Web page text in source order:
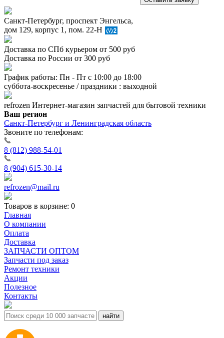
Санкт-Петербург, проспект Энгельса,
дом 129, корпус 1, пом. 22-Н
Доставка по СПб курьером от 500 руб
Доставка по России от 300 руб
График работы: Пн - Пт с 10:00 до 18:00
суббота-воскресенье / праздники : выходной
refrozen Интернет-магазин запчастей для бытовой техники
Ваш регион
Санкт-Петербург и Ленинградская область
Звоните по телефонам:
8 (812) 988-54-01
8 (904) 615-30-14
refrozen@mail.ru
Товаров в корзине: 0
Главная
О компании
Оплата
Доставка
ЗАПЧАСТИ ОПТОМ
Запчасти под заказ
Ремонт техники
Акции
Полезное
Контакты